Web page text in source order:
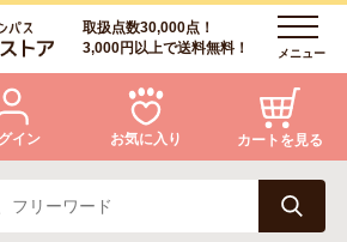
取扱点数30,000点！
3,000円以上で送料無料！
メニュー
猫
イン お気に入り カートを見る